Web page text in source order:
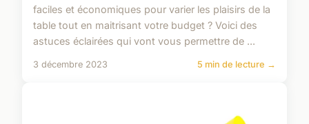
faciles et économiques pour varier les plaisirs de la
table tout en maitrisant votre budget ? Voici des
astuces éclairées qui vont vous permettre de ...
3 décembre 2023 5 min de lecture →